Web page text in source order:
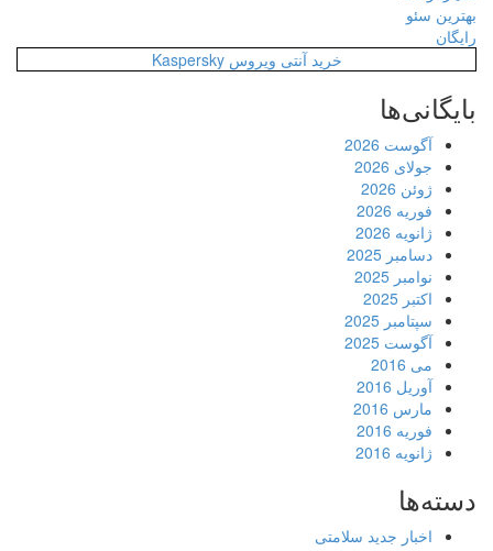
بهترین سئو
رایگان
خرید آنتی ویروس Kaspersky
بایگانی‌ها
آگوست 2026
جولای 2026
ژوئن 2026
فوریه 2026
ژانویه 2026
دسامبر 2025
نوامبر 2025
اکتبر 2025
سپتامبر 2025
آگوست 2025
می 2016
آوریل 2016
مارس 2016
فوریه 2016
ژانویه 2016
دسته‌ها
اخبار جدید سلامتی